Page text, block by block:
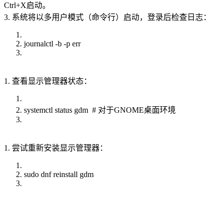
Ctrl+X启动。
3. 系统将以多用户模式（命令行）启动，登录后检查日志：
journalctl -b -p err
1. 查看显示管理器状态：
systemctl status gdm # 对于GNOME桌面环境
1. 尝试重新安装显示管理器：
sudo dnf reinstall gdm